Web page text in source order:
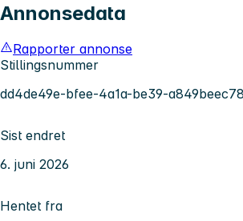
Annonsedata
Rapporter annonse
Stillingsnummer
dd4de49e-bfee-4a1a-be39-
Sist endret
6. juni 2026
Hentet fra